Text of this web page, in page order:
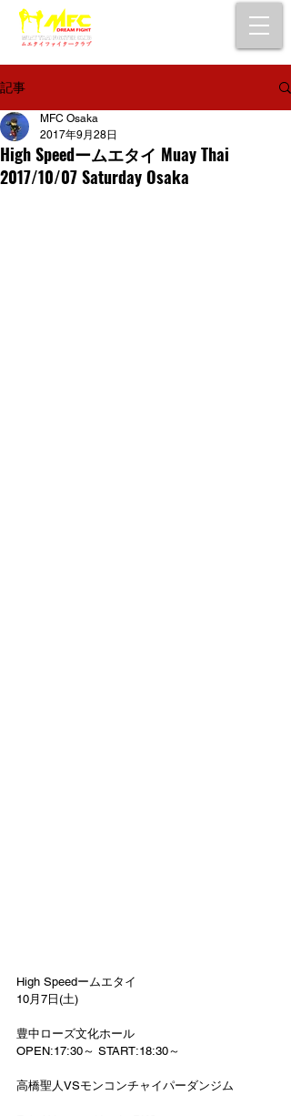
記事
High Speedームエタイ Muay Thai
2017/10/07 Saturday Osaka
MFC Osaka
2017年9月28日
High Speedームエタイ
10月7日(土)
豊中ローズ文化ホール
OPEN:17:30～ START:18:30～
高橋聖人VSモンコンチャイパーダンジム